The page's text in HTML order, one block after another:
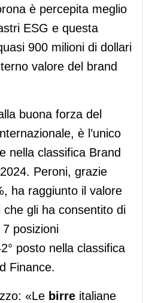
è percepita meglio
ESG e questa
900 milioni di dollari
valore del brand
buona forza del
è l’unico
nella classifica Brand
Peroni, grazie
ha raggiunto il valore
gli ha consentito di
posizioni
posto nella classifica
Finance.
«Le birre italiane